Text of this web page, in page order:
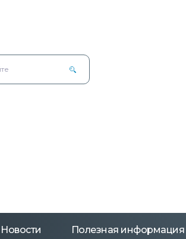
Новости Полезная информация